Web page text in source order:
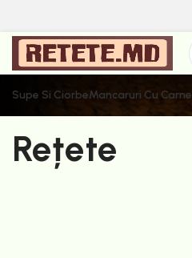
Supe Si CiorbeMancaruri Cu Carne
Rețete